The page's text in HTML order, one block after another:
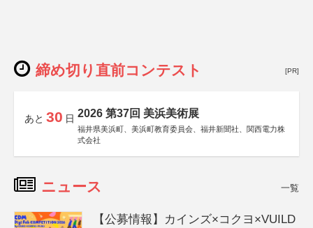
締め切り直前コンテスト [PR]
あと 30 日 2026 第37回 美浜美術展
福井県美浜町、美浜町教育委員会、福井新聞社、関西電力株
式会社
ニュース 一覧
【公募情報】カインズ×コクヨ×VUILD